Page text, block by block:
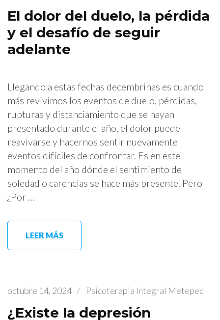
El dolor del duelo, la pérdida
y el desafío de seguir
adelante
Llegando a estas fechas decembrinas es cuando
más revivimos los eventos de duelo, pérdidas,
rupturas y distanciamiento que se hayan
presentado durante el año, el dolor puede
reavivarse y hacernos sentir nuevamente
eventos difíciles de confrontar. Es en este
momento del año dónde el sentimiento de
soledad o carencias se hace más presente. Pero
¿Por …
LEER MÁS
octubre 14, 2024 / Psicoterapia Integral Metepec
¿Existe la depresión